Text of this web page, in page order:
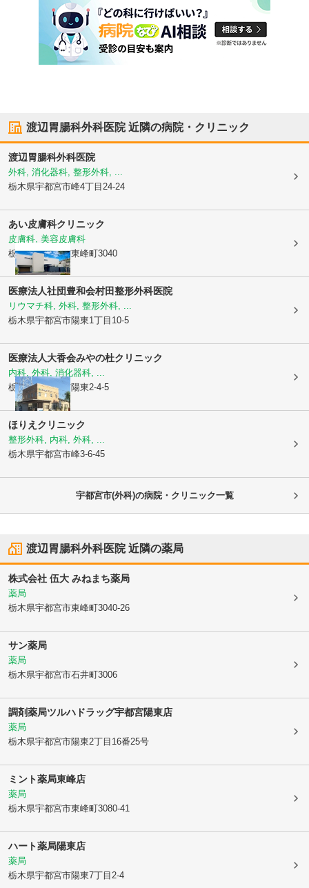
渡辺胃腸科外科医院近隣の病院・クリニック
渡辺胃腸科外科医院
外科, 消化器科, 整形外科, ...
栃木県宇都宮市峰4丁目24-24
あい皮膚科クリニック
皮膚科, 美容皮膚科
栃木県宇都宮市東峰町3040
医療法人社団豊和会村田整形外科医院
リウマチ科, 外科, 整形外科, ...
栃木県宇都宮市陽東1丁目10-5
医療法人大香会みやの杜クリニック
内科, 外科, 消化器科, ...
栃木県宇都宮市陽東2-4-5
ほりえクリニック
整形外科, 内科, 外科, ...
栃木県宇都宮市峰3-6-45
宇都宮市(外科)の病院・クリニック一覧
渡辺胃腸科外科医院近隣の薬局
株式会社 伍大 みねまち薬局
薬局
栃木県宇都宮市東峰町3040-26
サン薬局
薬局
栃木県宇都宮市石井町3006
調剤薬局ツルハドラッグ宇都宮陽東店
薬局
栃木県宇都宮市陽東2丁目16番25号
ミント薬局東峰店
薬局
栃木県宇都宮市東峰町3080-41
ハート薬局陽東店
薬局
栃木県宇都宮市陽東7丁目2-4